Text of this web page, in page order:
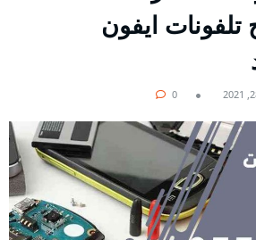
ايفون
0